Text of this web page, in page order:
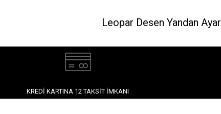
Leopar Desen Yandan
KREDI KARTINA 12 TAKSIT İMKANI